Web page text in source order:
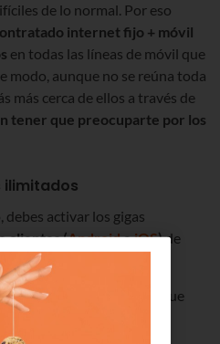
de lo normal. Por eso
internet fijo + móvil
en todas las líneas de móvil que
modo, aunque no se reúna toda
más cerca de ellos a través de
tener que preocuparte por los
ilimitados
activar los gigas
clientes (AndroideiOS)de
antes que los gigas que
e incluyen roaming.